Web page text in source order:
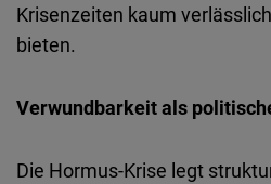
Krisenzeiten kaum
bieten.
Verwundbarkeit als
Die Hormus-Krise legt